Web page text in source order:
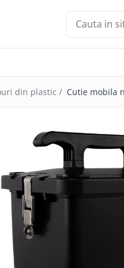
din plastic / Cutie mobila